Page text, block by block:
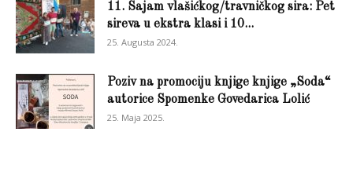
11. Sajam vlašićkog/travničkog sira: Pet
sireva u ekstra klasi i 10...
25. Augusta 2024.
Poziv na promociju knjige knjige „Soda“
autorice Spomenke Govedarica Lolić
25. Maja 2025.